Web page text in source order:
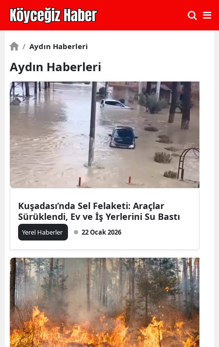
/ Aydın Haberleri
Aydın Haberleri
Kuşadası’nda Sel Felaketi: Araçlar
Sürüklendi, Ev ve İş Yerlerini Su Bastı
Yerel Haberler 22 Ocak 2026